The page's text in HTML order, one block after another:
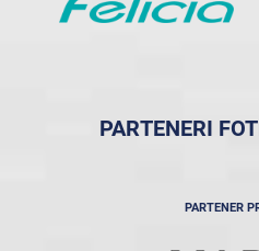
PARTENERI
PARTENER